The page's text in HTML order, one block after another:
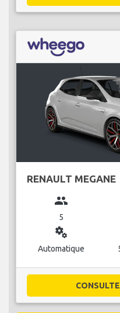
RENAULT MEGANE
group
5
miscellaneous_services
Automatique